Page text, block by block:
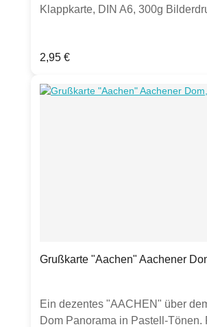
Klappkarte, DIN A6, 300g
Regulärer Preis:
2,95 €
Grußkarte "Aachen" Aachener
Ein dezentes "AACHEN" über
Dom Panorama in Pastell-Tönen.